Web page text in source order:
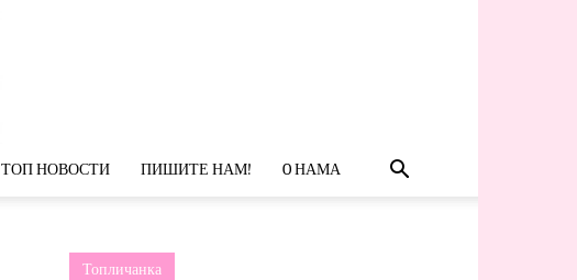
ТОП НОВОСТИ ПИШИТЕ НАМ! O НАМА
Топличанка